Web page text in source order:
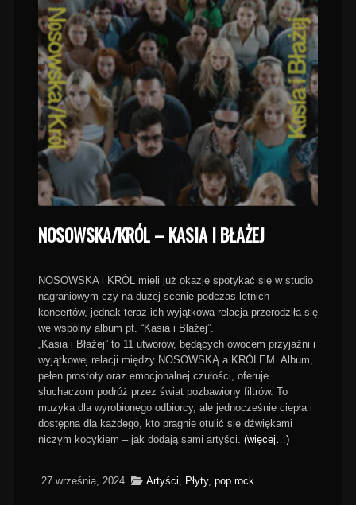
NOSOWSKA/KRÓL – KASIA I BŁAŻEJ
NOSOWSKA i KRÓL mieli już okazję spotykać się w studio
nagraniowym czy na dużej scenie podczas letnich
koncertów, jednak teraz ich wyjątkowa relacja przerodziła się
we wspólny album pt. “Kasia i Błażej”.
„Kasia i Błażej” to 11 utworów, będących owocem przyjaźni i
wyjątkowej relacji między NOSOWSKĄ a KRÓLEM. Album,
pełen prostoty oraz emocjonalnej czułości, oferuje
słuchaczom podróż przez świat pozbawiony filtrów. To
muzyka dla wyrobionego odbiorcy, ale jednocześnie ciepła i
dostępna dla każdego, kto pragnie otulić się dźwiękami
niczym kocykiem – jak dodają sami artyści. (więcej…)
27 września, 2024 Artyści Płyty, pop rock